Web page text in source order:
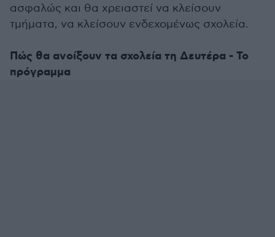
ασφαλώς και θα χρειαστεί να κλείσουν
τμήματα, να κλείσουν ενδεχομένως σχολεία.
Πώς θα ανοίξουν τα σχολεία τη Δευτέρα - Το
πρόγραμμα